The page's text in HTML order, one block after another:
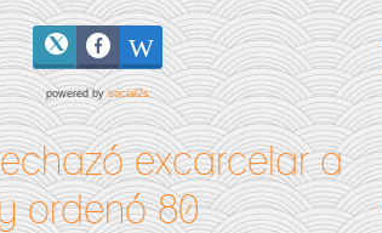
powered bysocial2s
excarcelar a
ordenó 80